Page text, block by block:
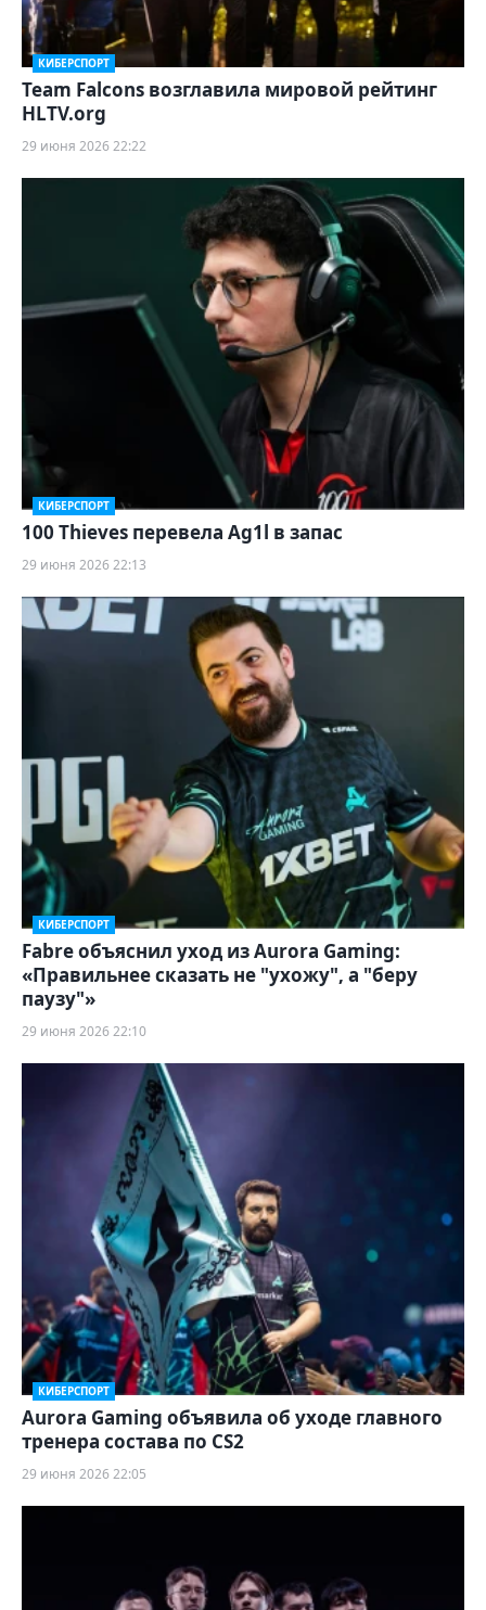
КИБЕРСПОРТ
Team Falcons возглавила мировой рейтинг
HLTV.org
29 июня 2026 22:22
КИБЕРСПОРТ
100 Thieves перевела Ag1l в запас
29 июня 2026 22:13
КИБЕРСПОРТ
Fabre объяснил уход из Aurora Gaming:
«Правильнее сказать не "ухожу", а "беру
паузу"»
29 июня 2026 22:10
КИБЕРСПОРТ
Aurora Gaming объявила об уходе главного
тренера состава по CS2
29 июня 2026 22:05